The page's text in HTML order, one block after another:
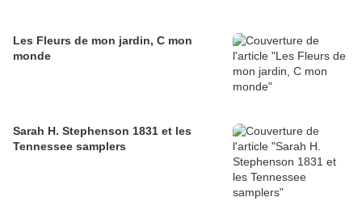
Les Fleurs de mon jardin, C mon
monde
Sarah H. Stephenson 1831 et les
Tennessee samplers